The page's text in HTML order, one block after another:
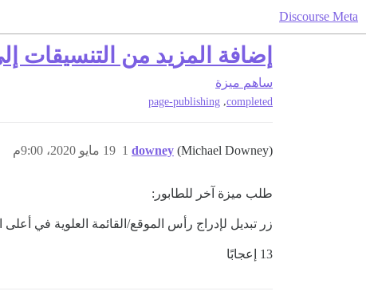
Discourse Meta
إضافة المزيد من التنسيقات
ساهم ميزة
completed
,
page-publishing
downey (Michael Downey) 19 مايو 2020، 9:00م 1
طلب ميزة آخر للطابور:
زر تبديل لإدراج رأس الموقع/القائمة العلوية في
13 إعجابًا